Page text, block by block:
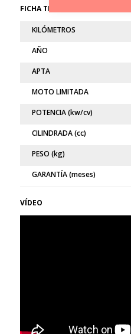
FICHA TÉCNICA
KILÓMETROS
AÑO
APTA
MOTO LIMITADA
POTENCIA (kw/cv)
CILINDRADA (cc)
PESO (kg)
GARANTÍA (meses)
VÍDEO